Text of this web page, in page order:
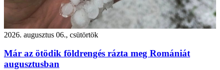
2026. augusztus 06., csütörtök
Már az ötödik földrengés rázta meg Romániát
augusztusban